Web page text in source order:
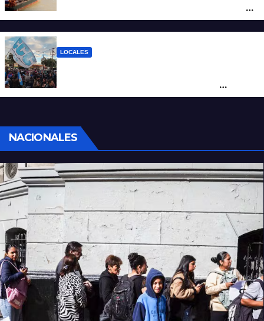
posicionar los puertos del sur de Santa Fe
como salida para las exportaciones
LOCALES
sociales y sindicales
NACIONALES